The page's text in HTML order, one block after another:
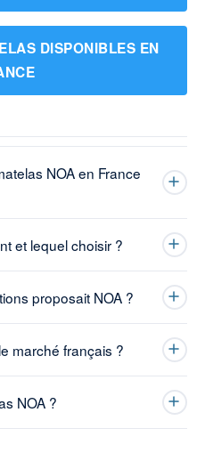
DISPONIBLES EN
NOA en France
et lequel choisir ?
proposait NOA ?
marché français ?
NOA ?